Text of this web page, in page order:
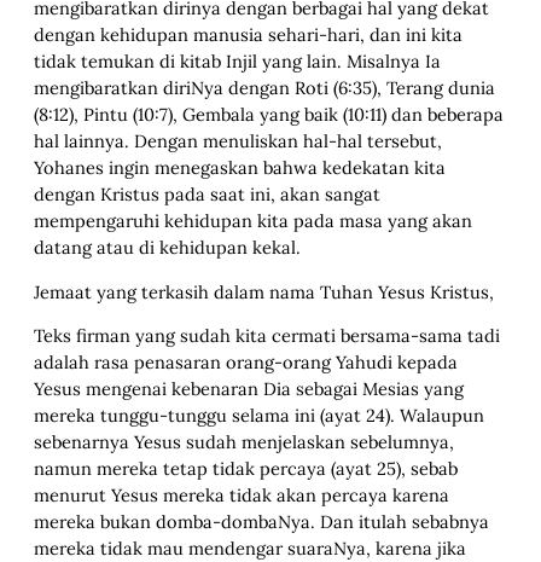
mengibaratkan dirinya dengan berbagai hal yang dekat
dengan kehidupan manusia sehari-hari, dan ini kita
tidak temukan di kitab Injil yang lain. Misalnya Ia
mengibaratkan diriNya dengan Roti (6:35), Terang dunia
(8:12), Pintu (10:7), Gembala yang baik (10:11) dan beberapa
hal lainnya. Dengan menuliskan hal-hal tersebut,
Yohanes ingin menegaskan bahwa kedekatan kita
dengan Kristus pada saat ini, akan sangat
mempengaruhi kehidupan kita pada masa yang akan
datang atau di kehidupan kekal.
Jemaat yang terkasih dalam nama Tuhan Yesus Kristus,
Teks firman yang sudah kita cermati bersama-sama tadi
adalah rasa penasaran orang-orang Yahudi kepada
Yesus mengenai kebenaran Dia sebagai Mesias yang
mereka tunggu-tunggu selama ini (ayat 24). Walaupun
sebenarnya Yesus sudah menjelaskan sebelumnya,
namun mereka tetap tidak percaya (ayat 25), sebab
menurut Yesus mereka tidak akan percaya karena
mereka bukan domba-dombaNya. Dan itulah sebabnya
mereka tidak mau mendengar suaraNya, karena jika